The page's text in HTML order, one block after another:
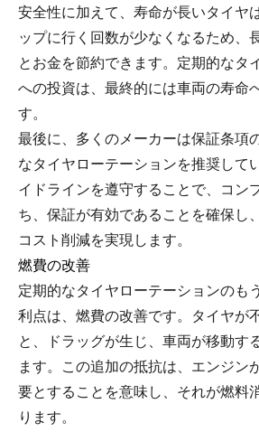
安全性に加えて、寿命が長いタイヤ
ップに行く回数が少なくなるため、
とお金を節約できます。定期的なタ
への投資は、最終的には車両の寿命
す。
最後に、多くのメーカーは保証条項
なタイヤローテーションを推奨して
イドラインを遵守することで、コン
ち、保証が有効であることを確保し
コスト削減を実現します。
燃費の改善
定期的なタイヤローテーションのも
利点は、燃費の改善です。タイヤが
と、ドラッグが生じ、車両が移動す
ます。この追加の抵抗は、エンジン
要とすることを意味し、それが燃料
ります。